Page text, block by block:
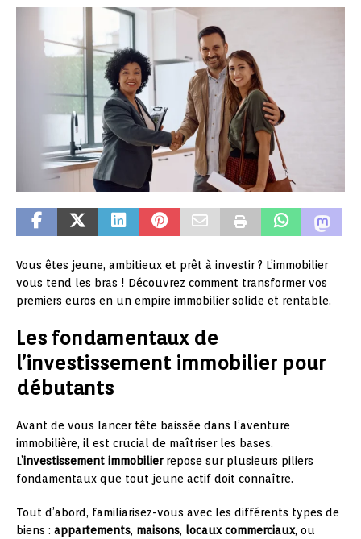
Vous êtes jeune, ambitieux et prêt à investir ? L’immobilier
vous tend les bras ! Découvrez comment transformer vos
premiers euros en un empire immobilier solide et rentable.
Les fondamentaux de
l’investissement immobilier pour
débutants
Avant de vous lancer tête baissée dans l’aventure
immobilière, il est crucial de maîtriser les bases.
L’investissement immobilierrepose sur plusieurs piliers
fondamentaux que tout jeune actif doit connaître.
Tout d’abord, familiarisez-vous avec les différents types de
biens : appartements, maisons, locaux commerciaux, ou